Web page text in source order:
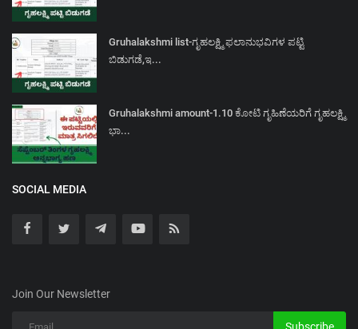
Gruhalakshmi list-ಗೃಹಲಕ್ಷ್ಮಿ ಫಲಾನುಭವಿಗಳ ಪಟ್ಟಿ
ಬಿಡುಗಡೆ,ಇ...
Gruhalakshmi amount-1.10 ಕೋಟಿ ಗೃಹಿಣೆಯರಿಗೆ ಗೃಹಲಕ್ಷ್ಮಿ
ಭಾ...
SOCIAL MEDIA
Join Our Newsletter
Subscribe